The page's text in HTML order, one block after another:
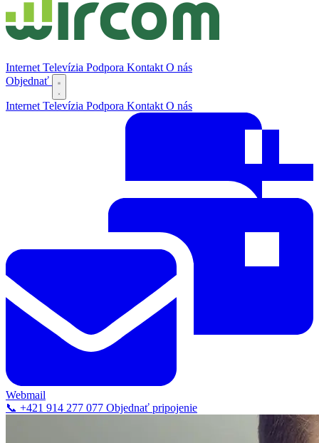
Internet Televízia Podpora Kontakt O nás
Objednať
Internet Televízia Podpora Kontakt O nás
Webmail
📞 +421 914 277 077 Objednať pripojenie